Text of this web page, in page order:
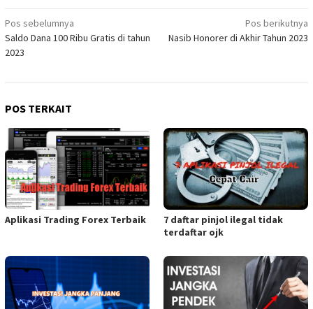
Navigasi
pos
Pos sebelumnya
Saldo Dana 100 Ribu Gratis di tahun
2023
Pos berikutnya
Nasib Honorer di Akhir Tahun 2023
POS TERKAIT
Aplikasi Trading Forex Terbaik
7 daftar pinjol ilegal tidak
terdaftar ojk